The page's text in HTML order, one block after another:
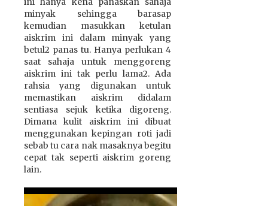
minyak sehingga barasap
kemudian masukkan ketulan
aiskrim ini dalam minyak yang
betul2 panas tu. Hanya perlukan 4
saat sahaja untuk menggoreng
aiskrim ini tak perlu lama2. Ada
rahsia yang digunakan untuk
memastikan aiskrim didalam
sentiasa sejuk ketika digoreng.
Dimana kulit aiskrim ini dibuat
menggunakan kepingan roti jadi
sebab tu cara nak masaknya begitu
cepat tak seperti aiskrim goreng
lain.